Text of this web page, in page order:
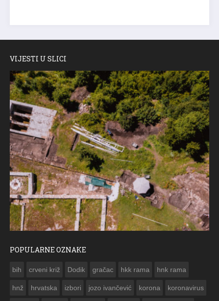
VIJESTI U SLICI
POPULARNE OZNAKE
bih crveni križ Dodik gračac hkk rama hnk rama
hnž hrvatska izbori jozo ivančević korona koronavirus